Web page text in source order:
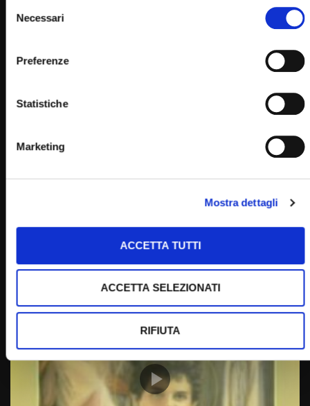
delNecessari
Preferenze
Statistiche
Marketing
Mostra dettagli
ACCETTA TUTTI
ACCETTA SELEZIONATI
RIFIUTA
STAFF
0
9.6K
Beata Vergine Maria di Fatima (Un giorno, un Santo 13
STAFF
13/05/2022